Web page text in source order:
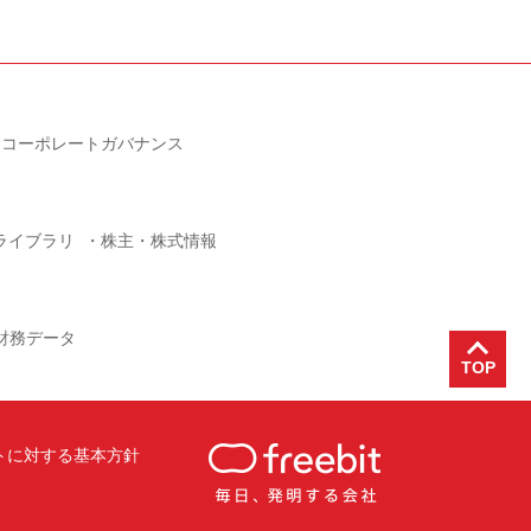
コーポレートガバナンス
イブラリ
株主・株式情報
務データ
に対する基本方針